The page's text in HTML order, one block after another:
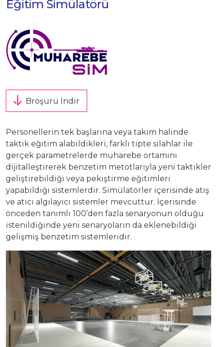
Üretim Programları
Halka Arz
Raporlar
Finansal Bilgiler
Kurumsal Yönetim
Hisse Künye Bilgileri
İletişim Bilgileri
Yatırımcı Sunumu
Bize Ulaşın
Eğitim Simülatörü
Broşürü İndir
Personellerin tek başlarına veya takım halinde
taktik eğitim alabildikleri, farklı tipte silahlar ile
gerçek parametrelerde muharebe ortamını
dijitalleştirerek benzetim metotlarıyla yeni taktikler
geliştirebildiği veya pekiştirme eğitimleri
yapabildiği sistemlerdir. Simülatörler içerisinde atış
ve atıcı algılayıcı sistemler mevcuttur. İçerisinde
önceden tanımlı 100’den fazla senaryonun olduğu
istenildiğinde yeni senaryoların da eklenebildiği
gelişmiş benzetim sistemleridir.